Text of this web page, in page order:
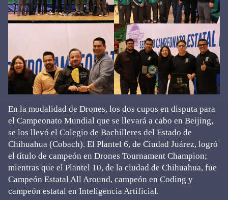
En la modalidad de Drones, los dos cupos en disputa para
el Campeonato Mundial que se llevará a cabo en Beijing,
se los llevó el Colegio de Bachilleres del Estado de
Chihuahua (Cobach). El Plantel 6, de Ciudad Juárez, logró
el título de campeón en Drones Tournament Champion;
mientras que el Plantel 10, de la ciudad de Chihuahua, fue
Campeón Estatal All Around, campeón en Coding y
campeón estatal en Inteligencia Artificial.